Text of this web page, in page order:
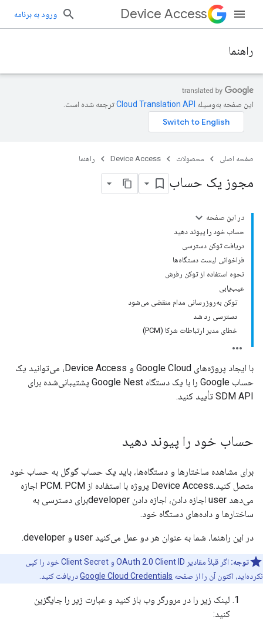
Device Access ورود به برنامه
راهنما
این صفحه به‌وسیله ترجمه شده است.
صفحه اصلی محصولات Device Access راهنما
مجوز یک حساب
در این صفحه
حساب خود را پیوند دهید
دریافت توکن دسترسی
فراخوانی لیست دستگاه‌ها
نحوه استفاده از توکن رفرش
عیب‌یابی
توکن به‌روزرسانی مدام منقضی می‌شود
دسترسی رد شد
خطای مدیر ارتباطات شرکا (PCM)
با ایجاد پروژه‌های Google Cloud و Device Access، می‌توانید یک
حساب Google را با یک دستگاه Google Nest پشتیبانی‌شده برای
SDM API تأیید کنید.
حساب خود را پیوند دهید
برای مشاهده ساختارها و دستگاه‌ها، باید یک حساب گوگل به حساب خود
متصل کنید.Device Access پروژه با استفاده از PCM. PCM اجازه
می‌دهد user اجازه دادن، اجازه دادن developerبرای دسترسی به
ساختارها و داده‌های دستگاه خود.
در این راهنما، شما به عنوان هر دو عمل می‌کنید user و developer.
توجه:
اگر قبلاً مقادیر OAuth 2.0 Client ID و Client Secret خود را کپی
نکرده‌اید، اکنون آن را از صفحه Google Cloud Credentialsدریافت کنید.
لینک زیر را در مرورگر وب باز کنید و عبارت زیر را جایگزین
کنید: